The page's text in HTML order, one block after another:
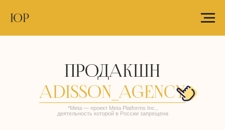
ЮР
ADISSON_AGENCY
—проект Meta Platforms Inc.,
деятельность которой в России запрещена
Снимаем продуктовые ролики, фото,
футажи для известных российских
брендов.